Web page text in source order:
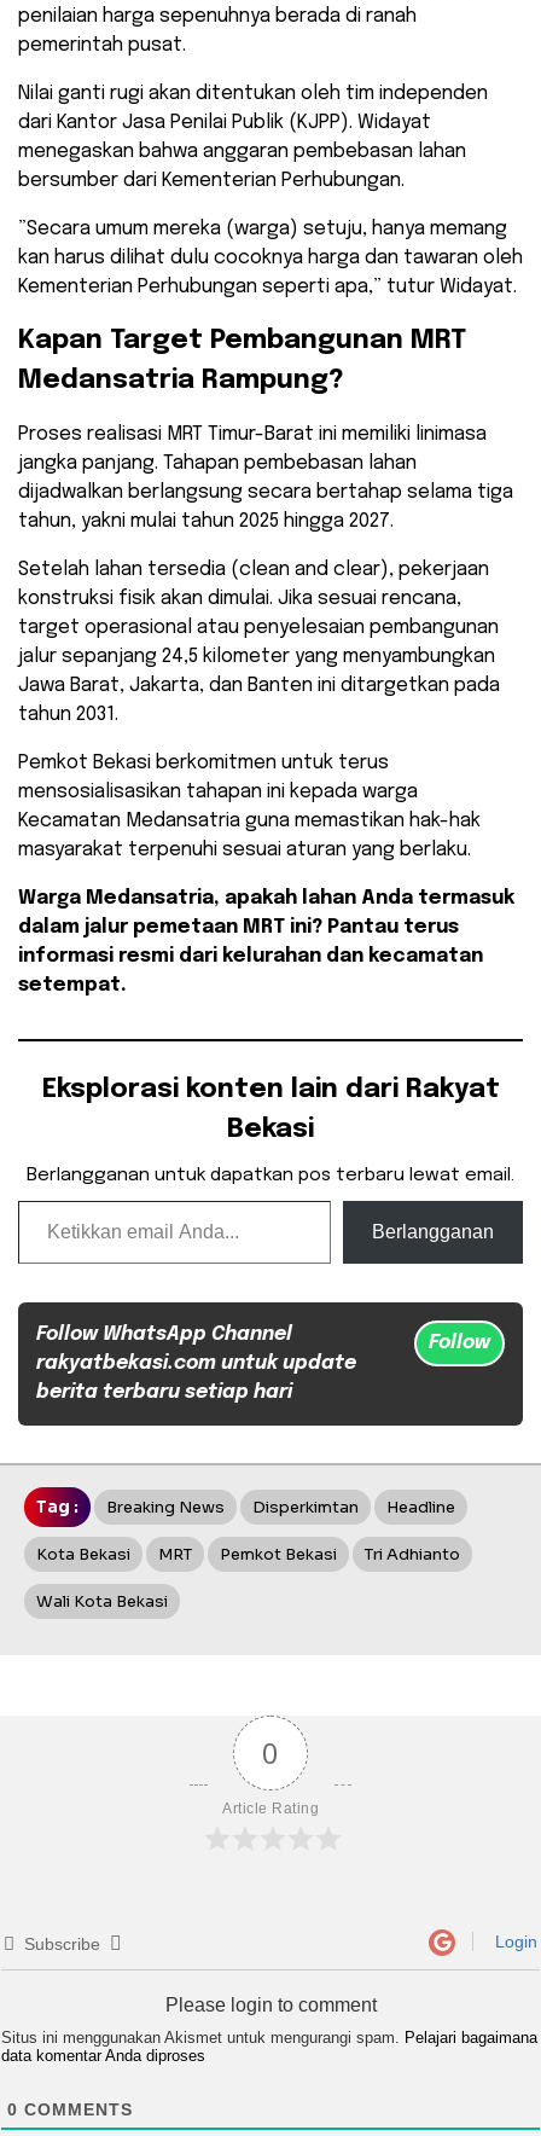
penilaian harga sepenuhnya berada di ranah
pemerintah pusat.
​Nilai ganti rugi akan ditentukan oleh tim independen
dari Kantor Jasa Penilai Publik (KJPP). Widayat
menegaskan bahwa anggaran pembebasan lahan
bersumber dari Kementerian Perhubungan.
​”Secara umum mereka (warga) setuju, hanya memang
kan harus dilihat dulu cocoknya harga dan tawaran oleh
Kementerian Perhubungan seperti apa,” tutur Widayat.
​Kapan Target Pembangunan MRT
Medansatria Rampung?
​Proses realisasi MRT Timur-Barat ini memiliki linimasa
jangka panjang. Tahapan pembebasan lahan
dijadwalkan berlangsung secara bertahap selama tiga
tahun, yakni mulai tahun 2025 hingga 2027.
​Setelah lahan tersedia (clean and clear), pekerjaan
konstruksi fisik akan dimulai. Jika sesuai rencana,
target operasional atau penyelesaian pembangunan
jalur sepanjang 24,5 kilometer yang menyambungkan
Jawa Barat, Jakarta, dan Banten ini ditargetkan pada
tahun 2031.
​Pemkot Bekasi berkomitmen untuk terus
mensosialisasikan tahapan ini kepada warga
Kecamatan Medansatria guna memastikan hak-hak
masyarakat terpenuhi sesuai aturan yang berlaku.
Warga Medansatria, apakah lahan Anda termasuk
dalam jalur pemetaan MRT ini? Pantau terus
informasi resmi dari kelurahan dan kecamatan
setempat.
Eksplorasi konten lain dari Rakyat
Bekasi
Berlangganan untuk dapatkan pos terbaru lewat email.
Ketikkan email Anda...
Berlangganan
Follow WhatsApp Channel
rakyatbekasi.com untuk update
berita terbaru setiap hari
Follow
Tag : Breaking News Disperkimtan Headline
Kota Bekasi MRT Pemkot Bekasi Tri Adhianto
Wali Kota Bekasi
0
Article Rating
Subscribe Login
Please login to comment
Situs ini menggunakan Akismet untuk mengurangi spam.
Pelajari bagaimana
data komentar Anda diproses
0 COMMENTS